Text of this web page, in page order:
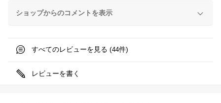
ショップからのコメントを表示
すべてのレビューを見る (44件)
レビューを書く